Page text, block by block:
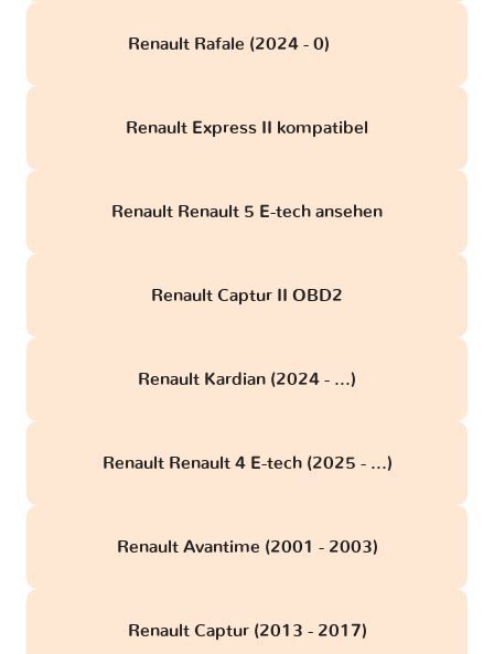
Renault Rafale (2024 - 0)
Renault Express II kompatibel
Renault Renault 5 E-tech ansehen
Renault Captur II OBD2
Renault Kardian (2024 - ...)
Renault Renault 4 E-tech (2025 - ...)
Renault Avantime (2001 - 2003)
Renault Captur (2013 - 2017)